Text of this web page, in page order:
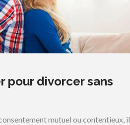
pour divorcer sans
mutuel ou contentieux, il